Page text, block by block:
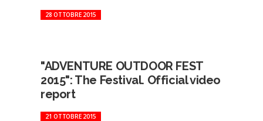
28 OTTOBRE 2015
"ADVENTURE OUTDOOR FEST
2015": The Festival. Official video
report
21 OTTOBRE 2015